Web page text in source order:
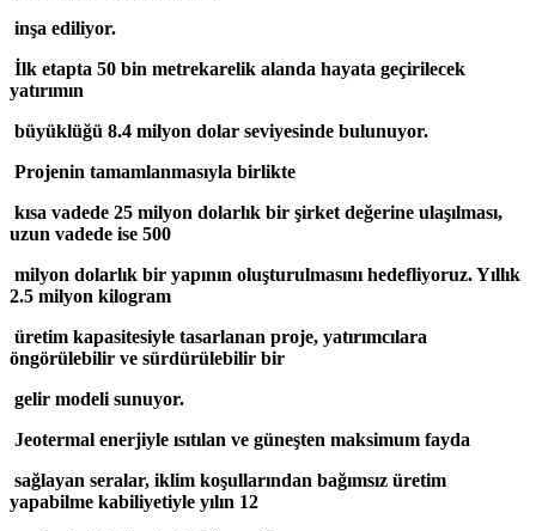
inşa ediliyor.
İlk etapta 50 bin metrekarelik alanda hayata geçirilecek
yatırımın
büyüklüğü 8.4 milyon dolar seviyesinde bulunuyor.
Projenin tamamlanmasıyla birlikte
kısa vadede 25 milyon dolarlık bir şirket değerine ulaşılması,
uzun vadede ise 500
milyon dolarlık bir yapının oluşturulmasını hedefliyoruz. Yıllık
2.5 milyon kilogram
üretim kapasitesiyle tasarlanan proje, yatırımcılara
öngörülebilir ve sürdürülebilir bir
gelir modeli sunuyor.
Jeotermal enerjiyle ısıtılan ve güneşten maksimum fayda
sağlayan seralar, iklim koşullarından bağımsız üretim
yapabilme kabiliyetiyle yılın 12